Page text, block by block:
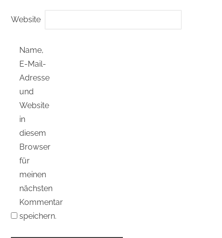
Website
Name,
E-Mail-
Adresse
und
Website
in
diesem
Browser
für
meinen
nächsten
Kommentar
speichern.